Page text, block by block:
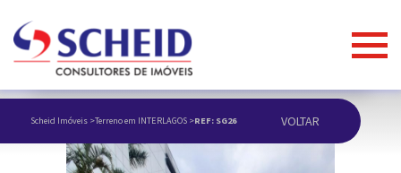
Scheid Imóveis >Terreno em INTERLAGOS >REF: SG26 VOLTAR